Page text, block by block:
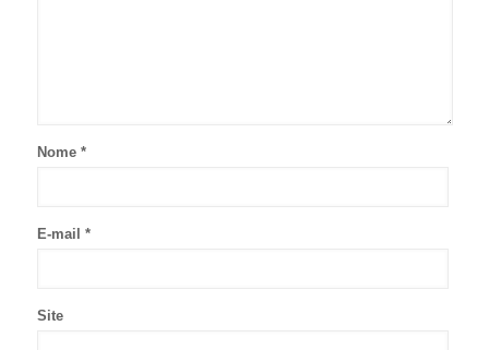
Nome *
E-mail *
Site